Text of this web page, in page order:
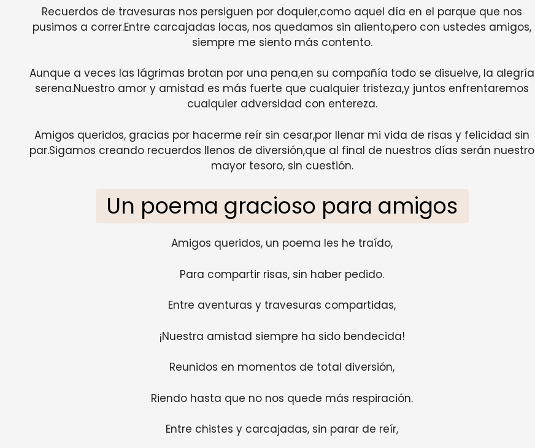
Recuerdos de travesuras nos persiguen por doquier,como aquel día en el parque que nos
pusimos a correr.Entre carcajadas locas, nos quedamos sin aliento,pero con ustedes amigos,
siempre me siento más contento.
Aunque a veces las lágrimas brotan por una pena,en su compañía todo se disuelve, la alegría
serena.Nuestro amor y amistad es más fuerte que cualquier tristeza,y juntos enfrentaremos
cualquier adversidad con entereza.
Amigos queridos, gracias por hacerme reír sin cesar,por llenar mi vida de risas y felicidad sin
par.Sigamos creando recuerdos llenos de diversión,que al final de nuestros días serán nuestro
mayor tesoro, sin cuestión.
Un poema gracioso para amigos
Amigos queridos, un poema les he traído,
Para compartir risas, sin haber pedido.
Entre aventuras y travesuras compartidas,
¡Nuestra amistad siempre ha sido bendecida!
Reunidos en momentos de total diversión,
Riendo hasta que no nos quede más respiración.
Entre chistes y carcajadas, sin parar de reír,